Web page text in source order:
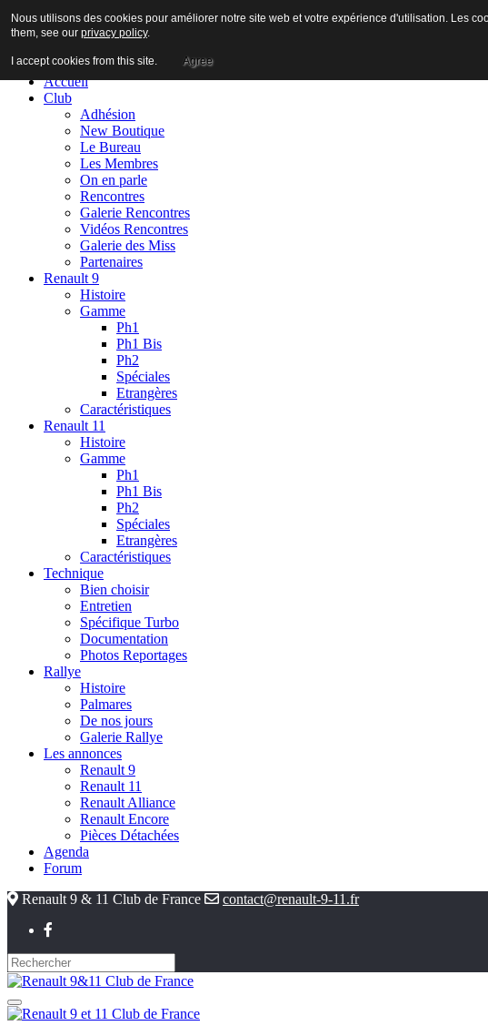
Accueil
Club
Adhésion
New Boutique
Le Bureau
Les Membres
On en parle
Rencontres
Galerie Rencontres
Vidéos Rencontres
Galerie des Miss
Partenaires
Renault 9
Histoire
Gamme
Ph1
Ph1 Bis
Ph2
Spéciales
Etrangères
Caractéristiques
Renault 11
Histoire
Gamme
Ph1
Ph1 Bis
Ph2
Spéciales
Etrangères
Caractéristiques
Technique
Bien choisir
Entretien
Spécifique Turbo
Documentation
Photos Reportages
Rallye
Histoire
Palmares
De nos jours
Galerie Rallye
Les annonces
Renault 9
Renault 11
Renault Alliance
Renault Encore
Pièces Détachées
Agenda
Forum
Renault 9 & 11 Club de France
contact@renault-9-11.fr
Nous utilisons des cookies pour améliorer notre site web et votre expérience d'utilisation. Les
them, see our privacy policy.
I accept cookies from this site. Agree